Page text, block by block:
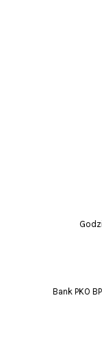
Bank PKO